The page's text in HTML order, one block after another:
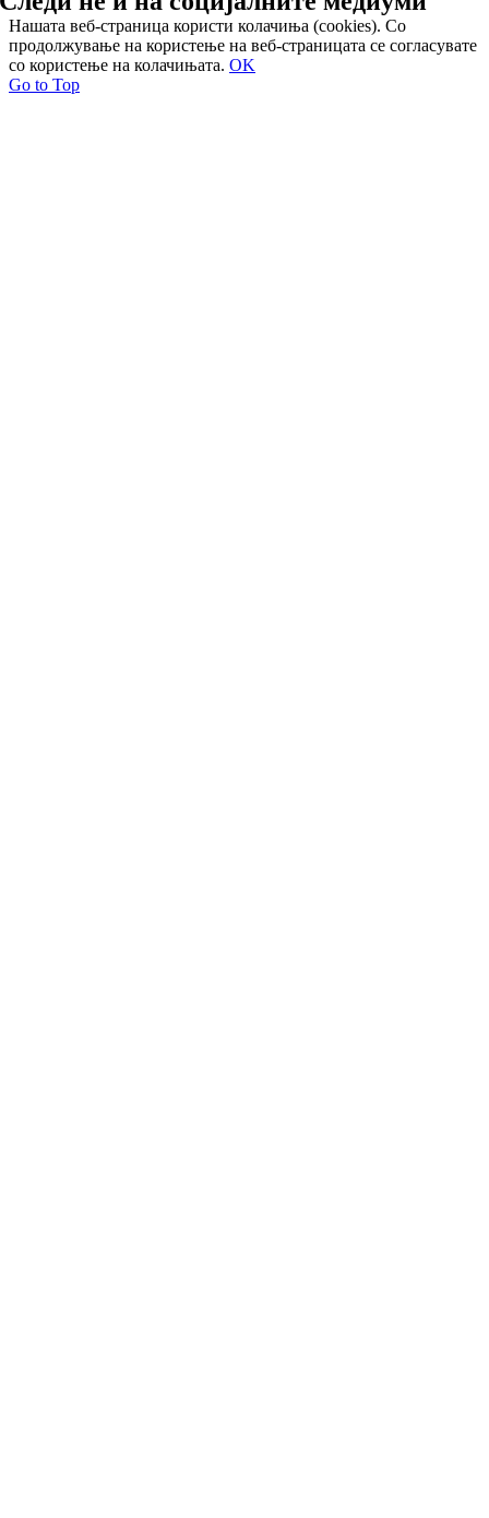
Нашата веб-страница користи колачиња (cookies). Со
продолжување на користење на веб-страницата се согласувате
со користење на колачињата. OK
Go to Top